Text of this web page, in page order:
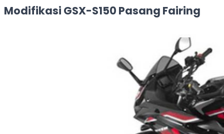
Modifikasi GSX-S150 Pasang Fairing